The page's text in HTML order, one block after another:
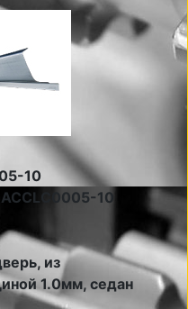
10
10
из
1.0мм, седан